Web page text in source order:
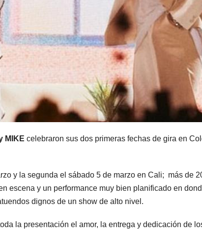
MIKE celebraron sus dos primeras fechas de gira en
y la segunda el sábado 5 de marzo en Cali; más de
escena y un performance muy bien planificado en
dignos de un show de alto nivel.
la presentación el amor, la entrega y dedicación de